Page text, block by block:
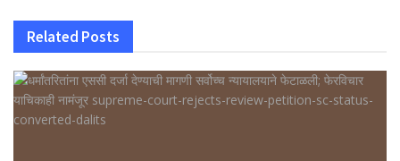
Related Posts